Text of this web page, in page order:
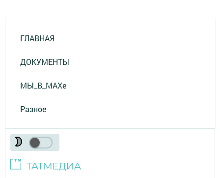
ГЛАВНАЯ
ДОКУМЕНТЫ
МЫ_В_MAXе
Разное